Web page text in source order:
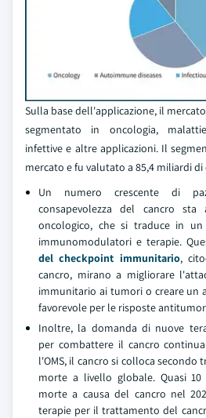
Sulla base dell'applicazione, il
segmentato in oncologia,
infettive e altre applicazioni. Il
mercato e fu valutato a 85,4 miliardi
Un numero crescente di
consapevolezza del cancro
oncologico, che si traduce in
immunomodulatori e terapie.
del checkpoint immunitario,
cancro, mirano a migliorare
immunitario ai tumori o creare un
favorevole per le risposte
Inoltre, la domanda di nuove
per combattere il cancro
l'OMS, il cancro si colloca secondo
morte a livello globale. Quasi
morte a causa del cancro nel
terapie per il trattamento del